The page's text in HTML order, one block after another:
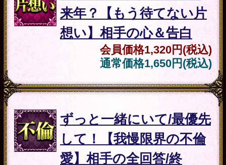
転職できる/年収3倍も叶
う【好転確約・あなたの
仕事占】才/財運/成功
通常価格2,090円(税込)
人生
これが現実≪運命解読47
項≫一寸も狂わず的中◆
あなたの人生/愛職財